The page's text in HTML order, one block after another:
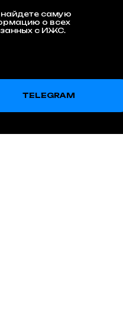
самую
о всех
с ИЖС.
TELEGRAM